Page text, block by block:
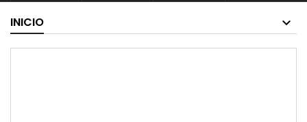
INICIO